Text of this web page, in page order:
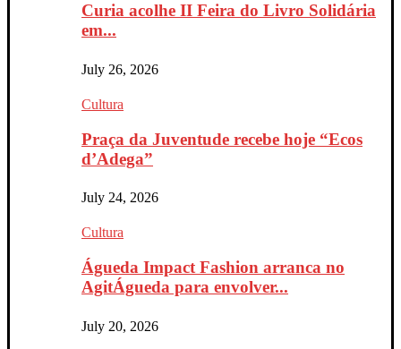
Curia acolhe II Feira do Livro Solidária
em...
July 26, 2026
Cultura
Praça da Juventude recebe hoje “Ecos
d’Adega”
July 24, 2026
Cultura
Águeda Impact Fashion arranca no
AgitÁgueda para envolver...
July 20, 2026